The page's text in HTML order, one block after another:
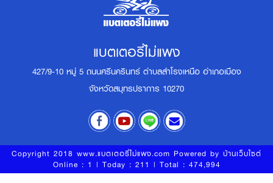
แบตเตอรี่ไม่แพง
427/9-10 หมู่ 5 ถนนศรีนครินทร์ ตำบลสำโรงเหนือ อำเภอเมือง
จังหวัดสมุทรปราการ 10270
Copyright 2018 www.แบตเตอรี่ไม่แพง.com Powered by บ้านเว็บไซต์
Online : 1 | Today : 211 | Total : 474,994